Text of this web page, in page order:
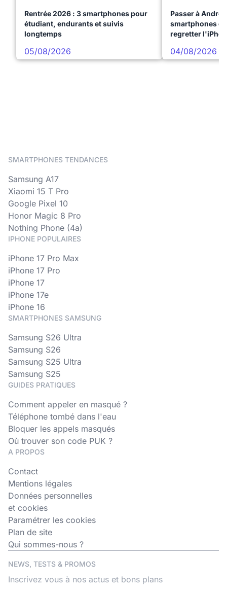
Rentrée 2026 : 3 smartphones pour
étudiant, endurants et suivis
longtemps
05/08/2026
Passer à
smartphones
regretter
04/08/2026
SMARTPHONES TENDANCES
Samsung A17
Xiaomi 15 T Pro
Google Pixel 10
Honor Magic 8 Pro
Nothing Phone (4a)
IPHONE POPULAIRES
iPhone 17 Pro Max
iPhone 17 Pro
iPhone 17
iPhone 17e
iPhone 16
SMARTPHONES SAMSUNG
Samsung S26 Ultra
Samsung S26
Samsung S25 Ultra
Samsung S25
GUIDES PRATIQUES
Comment appeler en masqué ?
Téléphone tombé dans l'eau
Bloquer les appels masqués
Où trouver son code PUK ?
A PROPOS
Contact
Mentions légales
Données personnelles
et cookies
Paramétrer les cookies
Plan de site
Qui sommes-nous ?
NEWS, TESTS & PROMOS
Inscrivez vous à nos actus et bons plans